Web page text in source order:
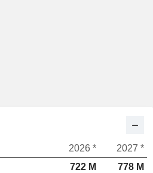
2026 *
2027 *
722 M
778 M